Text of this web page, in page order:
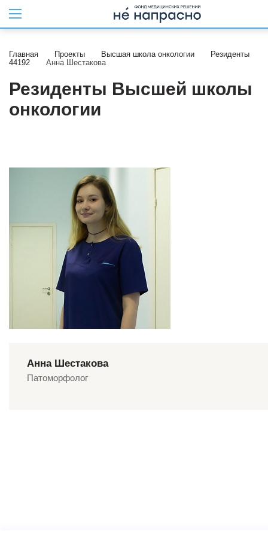
Главная Проекты Высшая школа онкологии
Резиденты
44192
Анна Шестакова
Резиденты Высшей школы
онкологии
Анна Шестакова
Патоморфолог